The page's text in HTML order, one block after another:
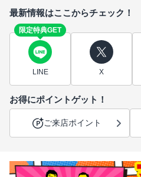
最新情報はここからチェック！
限定特典GET
LINE X
お得にポイントゲット！
ご来店ポイント